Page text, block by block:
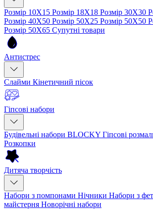
Розмір 10Х15 Розмір 18Х18 Розмір 30Х30
Розмір 40Х50 Розмір 50Х25 Розмір 50Х50
Розмір 50Х65 Супутні товари
Антистрес
Слайми Кінетичний пісок
Гіпсові набори
Будівельні набори BLOCKY Гіпсові
Розкопки
Дитяча творчість
Набори з помпонами Нічники Набори з
майстерня Новорічні набори